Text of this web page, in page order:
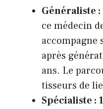
Généraliste :
ce médecin
accompagne
après
ans. Le
tisseurs de
Spécialiste :